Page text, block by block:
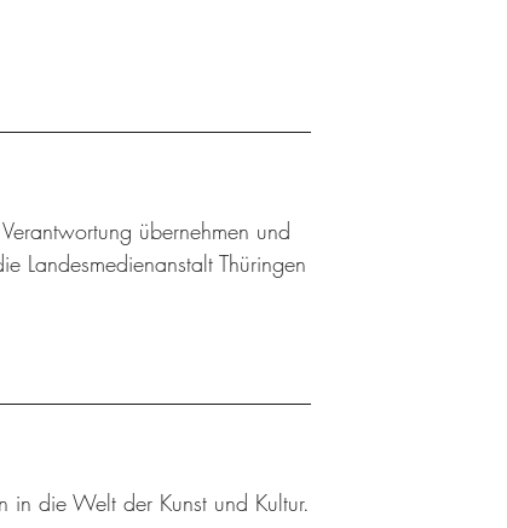
übernehmen und
Landesmedienanstalt Thüringen
in die Welt der Kunst und Kultur.